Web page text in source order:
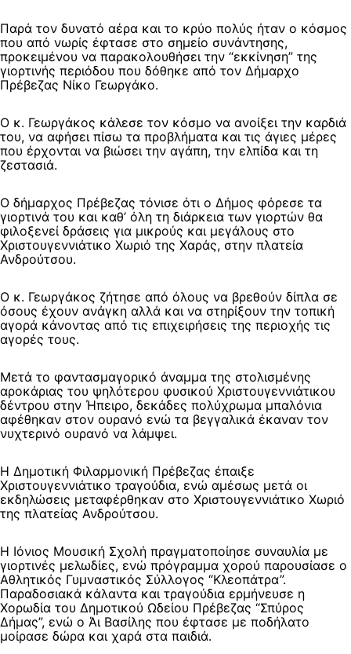
Παρά τον δυνατό αέρα και το κρύο πολύς ήταν ο κόσμος
που από νωρίς έφτασε στο σημείο συνάντησης,
προκειμένου να παρακολουθήσει την “εκκίνηση” της
γιορτινής περιόδου που δόθηκε από τον Δήμαρχο
Πρέβεζας Νίκο Γεωργάκο.
Ο κ. Γεωργάκος κάλεσε τον κόσμο να ανοίξει την καρδιά
του, να αφήσει πίσω τα προβλήματα και τις άγιες μέρες
που έρχονται να βιώσει την αγάπη, την ελπίδα και τη
ζεστασιά.
Ο δήμαρχος Πρέβεζας τόνισε ότι ο Δήμος φόρεσε τα
γιορτινά του και καθ’ όλη τη διάρκεια των γιορτών θα
φιλοξενεί δράσεις για μικρούς και μεγάλους στο
Χριστουγεννιάτικο Χωριό της Χαράς, στην πλατεία
Ανδρούτσου.
Ο κ. Γεωργάκος ζήτησε από όλους να βρεθούν δίπλα σε
όσους έχουν ανάγκη αλλά και να στηρίξουν την τοπική
αγορά κάνοντας από τις επιχειρήσεις της περιοχής τις
αγορές τους.
Μετά το φαντασμαγορικό άναμμα της στολισμένης
αροκάριας του ψηλότερου φυσικού Χριστουγεννιάτικου
δέντρου στην Ήπειρο, δεκάδες πολύχρωμα μπαλόνια
αφέθηκαν στον ουρανό ενώ τα βεγγαλικά έκαναν τον
νυχτερινό ουρανό να λάμψει.
Η Δημοτική Φιλαρμονική Πρέβεζας έπαιξε
Χριστουγεννιάτικο τραγούδια, ενώ αμέσως μετά οι
εκδηλώσεις μεταφέρθηκαν στο Χριστουγεννιάτικο Χωριό
της πλατείας Ανδρούτσου.
Η Ιόνιος Μουσική Σχολή πραγματοποίησε συναυλία με
γιορτινές μελωδίες, ενώ πρόγραμμα χορού παρουσίασε ο
Αθλητικός Γυμναστικός Σύλλογος “Κλεοπάτρα”.
Παραδοσιακά κάλαντα και τραγούδια ερμήνευσε η
Χορωδία του Δημοτικού Ωδείου Πρέβεζας “Σπύρος
Δήμας”, ενώ ο Άι Βασίλης που έφτασε με ποδήλατο
μοίρασε δώρα και χαρά στα παιδιά.